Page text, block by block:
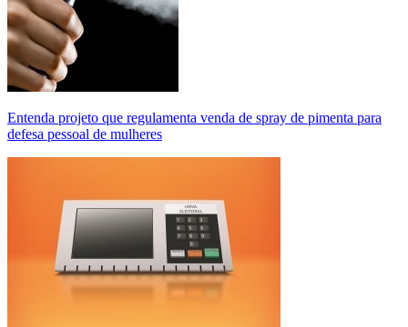
Entenda projeto que regulamenta venda de spray de pimenta para
defesa pessoal de mulheres